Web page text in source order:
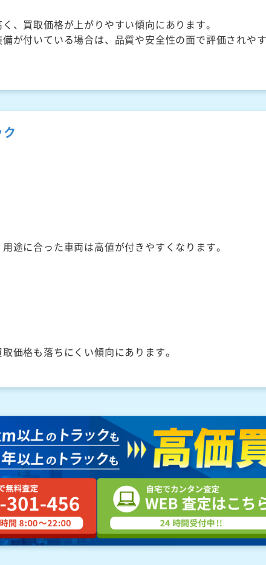
、買取価格が上がりやすい傾向にあります。
が付いている場合は、品質や安全性の面で評価されや
途に合った車両は高値が付きやすくなります。
価格も落ちにくい傾向にあります。